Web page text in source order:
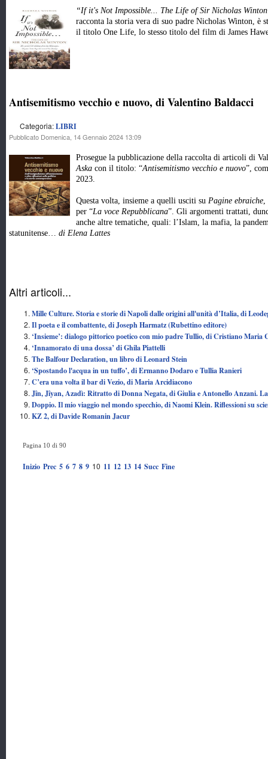
“If it's Not Impossible... The Life of Sir Nicholas
racconta la storia vera di suo padre Nicholas Winton, è
il titolo One Life, lo stesso titolo del film di James
Antisemitismo vecchio e nuovo, di Valentino Baldacci
Categoria:LIBRI
Pubblicato Domenica, 14 Gennaio 2024 13:09
Prosegue la pubblicazione della raccolta di articoli di
Aska con il titolo: “Antisemitismo vecchio e nuovo”,
2023.
Questa volta, insieme a quelli usciti su Pagine ebraiche,
per “La voce Repubblicana”. Gli argomenti trattati,
anche altre tematiche, quali: l’Islam, la mafia, la
statunitense… di Elena Lattes
Altri articoli...
Mille Culture. Storia e storie di Napoli dalle origini all'unità d’Italia, di
Il poeta e il combattente, di Joseph Harmatz (Rubettino editore)
‘Insieme’: dialogo pittorico poetico con mio padre Tullio, di Cristiano Maria
‘Innamorato di una dossa’ di Ghila Piattelli
The Balfour Declaration, un libro di Leonard Stein
‘Spostando l'acqua in un tuffo’, di Ermanno Dodaro e Tullia Ranieri
C’era una volta il bar di Vezio, di Maria Arcidiacono
Jîn, Jîyan, Azadì: Ritratto di Donna Negata, di Giulia e Antonello Anzani.
Doppio. Il mio viaggio nel mondo specchio, di Naomi Klein. Riflessioni su
KZ 2, di Davide Romanin Jacur
Pagina 10 di 90
Inizio Prec 5 6 7 8 9 10 11 12 13 14 Succ Fine